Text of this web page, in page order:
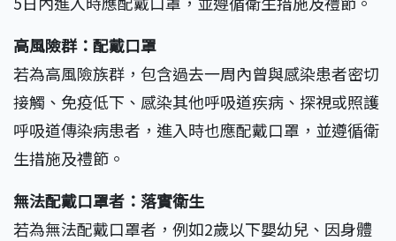
高風險群：配戴口罩
若為高風險族群，包含過去一周內曾與感染患者密切
接觸、免疫低下、感染其他呼吸道疾病、探視或照護
呼吸道傳染病患者，進入時也應配戴口罩，並遵循衛
生措施及禮節。
無法配戴口罩者：落實衛生
若為無法配戴口罩者，例如2歲以下嬰幼兒、因身體